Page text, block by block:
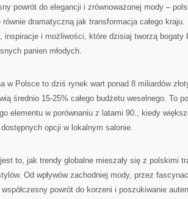
powrót do elegancji i zrównoważonej mody –
równie dramatyczną jak transformacja całego kraju.
inspiracje i możliwości, które dzisiaj tworzą bogaty
panien młodych.
w Polsce to dziś rynek wart ponad 8 miliardów
średnio 15-25% całego budżetu weselnego. To
elementu w porównaniu z latami 90., kiedy
opcji w lokalnym salonie.
jest to, jak trendy globalne mieszały się z polskimi
Od wpływów zachodniej mody, przez
powrót do korzeni i poszukiwanie